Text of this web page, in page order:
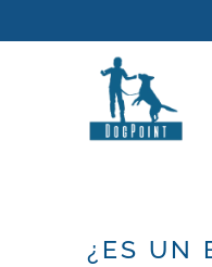
¿ES UN